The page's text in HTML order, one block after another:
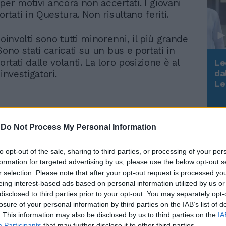
Do Not Process My Personal Information
opt-out of the sale, sharing to third parties, or processing of your
for targeted advertising by us, please use the below opt-out
selection. Please note that after your opt-out request is processed
interest-based ads based on personal information utilized by us
to third parties prior to your opt-out. You may separately
of your personal information by third parties on the IAB’s list of
This information may also be disclosed by us to third parties on the
motivi ancora non accertati. I giovani
in Questura. Non risultano feriti.
sono tutti minorenni, il più grande
stati caricati su un bus e portati in
dalle volanti. La loro posizione è al
al Pincio: centinaia di ragazzi
episodio del genere che vede coinvolti
nella capitale nel giro di una